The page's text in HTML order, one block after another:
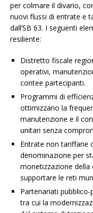
per colmare il divario,
nuovi flussi di entrate e
dall’SB 63. I seguenti
resiliente:
Distretto fiscale
operativi,
contee partecipanti.
Programmi di
ottimizzano la
manutenzione e il
unitari senza
Entrate non tariffarie
denominazione per
monetizzazione
supportare le reti
Partenariati
tra cui la